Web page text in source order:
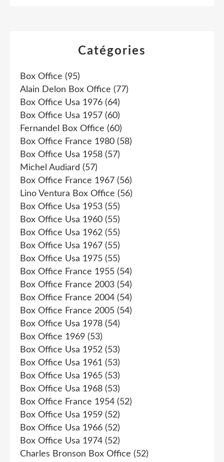
Catégories
Box Office (95)
Alain Delon Box Office (77)
Box Office Usa 1976 (64)
Box Office Usa 1957 (60)
Fernandel Box Office (60)
Box Office France 1980 (58)
Box Office Usa 1958 (57)
Michel Audiard (57)
Box Office France 1967 (56)
Lino Ventura Box Office (56)
Box Office Usa 1953 (55)
Box Office Usa 1960 (55)
Box Office Usa 1962 (55)
Box Office Usa 1967 (55)
Box Office Usa 1975 (55)
Box Office France 1955 (54)
Box Office France 2003 (54)
Box Office France 2004 (54)
Box Office France 2005 (54)
Box Office Usa 1978 (54)
Box Office 1969 (53)
Box Office Usa 1952 (53)
Box Office Usa 1961 (53)
Box Office Usa 1965 (53)
Box Office Usa 1968 (53)
Box Office France 1954 (52)
Box Office Usa 1959 (52)
Box Office Usa 1966 (52)
Box Office Usa 1974 (52)
Charles Bronson Box Office (52)